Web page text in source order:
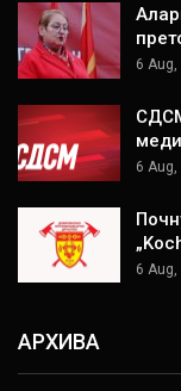
6
6
6 Aug,
АРХИВА